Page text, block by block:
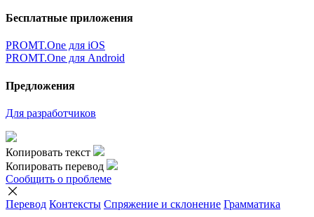
Бесплатные приложения
PROMT.One для iOS
PROMT.One для Android
Предложения
Для разработчиков
Копировать текст
Копировать перевод
Сообщить о проблеме
Перевод Контексты Спряжение и склонение Грамматика